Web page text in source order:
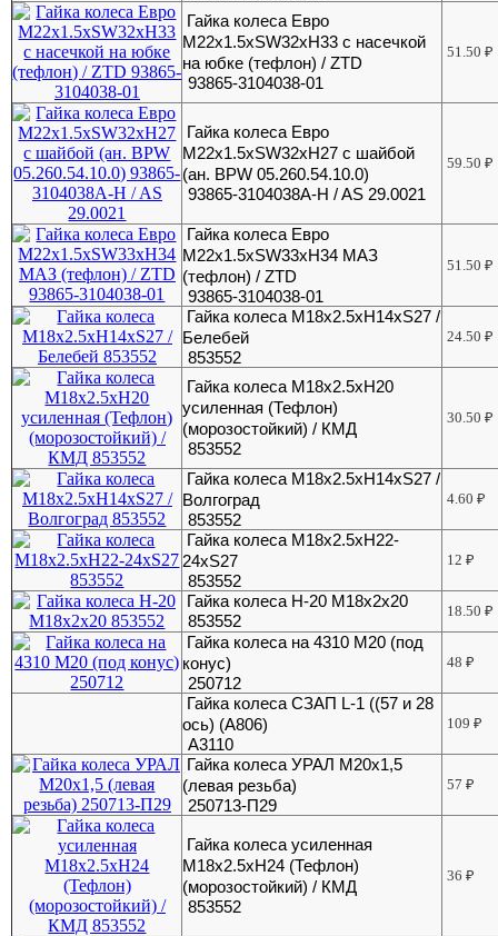
Гайка колеса Евро
М22х1.5хSW32xH33 с насечкой
на юбке (тефлон) / ZTD
93865-3104038-01
51.50₽
Гайка колеса Евро
М22х1.5хSW32хH27 с шайбой
(ан. BPW 05.260.54.10.0)
93865-3104038A-H / AS 29.0021
59.50₽
Гайка колеса Евро
М22х1.5хSW33xH34 МАЗ
(тефлон) / ZTD
93865-3104038-01
51.50₽
Гайка колеса М18х2.5хH14хS27 /
Белебей
853552
24.50₽
Гайка колеса М18х2.5хH20
усиленная (Тефлон)
(морозостойкий) / КМД
853552
30.50₽
Гайка колеса М18х2.5хН14хS27 /
Волгоград
853552
4.60₽
Гайка колеса М18х2.5хН22-
24хS27
853552
12₽
Гайка колеса Н-20 М18х2х20
853552
18.50₽
Гайка колеса на 4310 М20 (под
конус)
250712
48₽
Гайка колеса СЗАП L-1 ((57 и 28
ось) (А806)
А3110
109₽
Гайка колеса УРАЛ М20х1,5
(левая резьба)
250713-П29
57₽
Гайка колеса усиленная
М18х2.5хH24 (Тефлон)
(морозостойкий) / КМД
853552
36₽